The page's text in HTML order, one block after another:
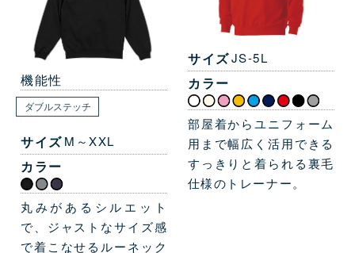
機能性
ダブルステッチ
サイズM～XXL
カラー
丸みがあるシルエット
で、ジャストなサイズ感
で着こなせるルーネック
サイズJS-5L
カラー
部屋着からユニフォーム
用まで幅広く活用できる
すっきりと着られる裏毛
仕様のトレーナー。